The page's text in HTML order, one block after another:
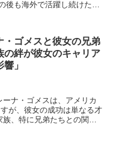
後も海外で活躍し続けたサ
・ゴメスと彼女の兄弟
の絆が彼女のキャリア
」
ナ・ゴメスは、アメリカ
が、彼女の成功は単なる才
、特に兄弟たちとの関係